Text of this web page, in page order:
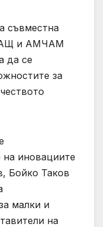
съвместна
и АМЧАМ
да се
за
иновациите
Бойко Таков
малки и
на